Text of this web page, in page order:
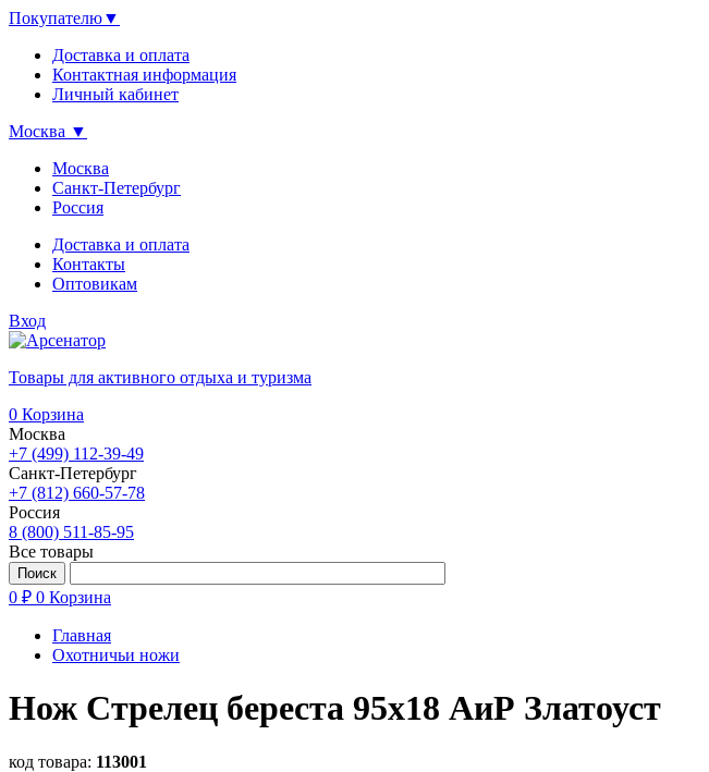
Покупателю▼
Доставка и оплата
Контактная информация
Личный кабинет
Москва ▼
Москва
Санкт-Петербург
Россия
Доставка и оплата
Контакты
Оптовикам
Вход
Товары для активного отдыха и туризма
0 Корзина
Москва
+7 (499) 112-39-49
Санкт-Петербург
+7 (812) 660-57-78
Россия
8 (800) 511-85-95
Все товары
0 ₽ 0 Корзина
Главная
Охотничьи ножи
Нож Стрелец береста 95х18 АиР Златоуст
код товара: 113001